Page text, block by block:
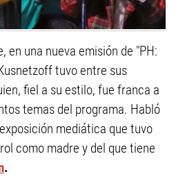
en una nueva emisión de "PH:
tuvo entre sus
fiel a su estilo, fue franca a
temas del programa. Habló
mediática que tuvo
como madre y del que tiene
.